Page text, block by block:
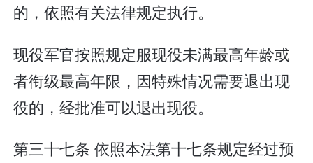
的，依照有关法律规定执行。
现役军官按照规定服现役未满最高年龄或
者衔级最高年限，因特殊情况需要退出现
役的，经批准可以退出现役。
第三十七条 依照本法第十七条规定经过预